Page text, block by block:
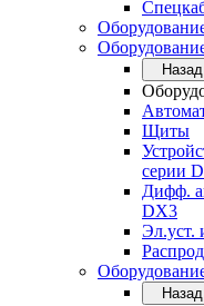
Назад
Щиты
серии
Дифф.
DX3
Эл.уст.
Назад